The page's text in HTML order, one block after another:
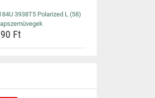
3938T5 Polarized L (58)
Ft